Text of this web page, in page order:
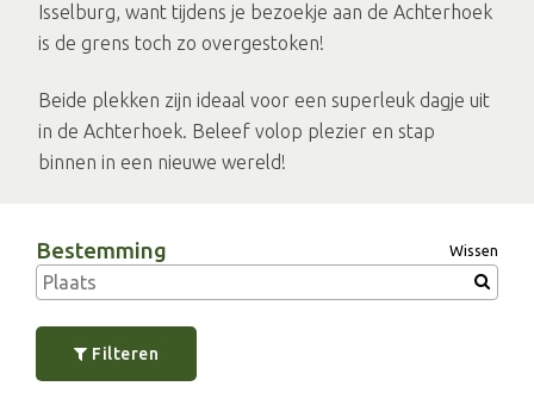
Isselburg, want tijdens je bezoekje aan de Achterhoek
is de grens toch zo overgestoken!
Beide plekken zijn ideaal voor een superleuk dagje uit
in de Achterhoek. Beleef volop plezier en stap
binnen in een nieuwe wereld!
Bestemming Wissen
Filteren